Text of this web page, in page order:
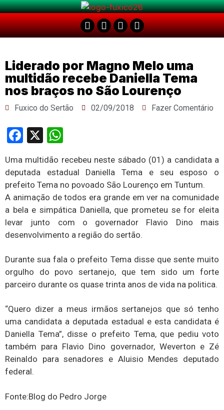
Liderado por Magno Melo uma
multidão recebe Daniella Tema
nos braços no São Lourenço
Fuxico do Sertão 02/09/2018 Fazer Comentário
Facebook
X
Uma multidão recebeu neste sábado (01) a candidata a
deputada estadual Daniella Tema e seu esposo o
prefeito Tema no povoado São Lourenço em Tuntum.
A animação de todos era grande em ver na comunidade
a bela e simpática Daniella, que prometeu se for eleita
levar junto com o governador Flavio Dino mais
desenvolvimento a região do sertão.
Durante sua fala o prefeito Tema disse que sente muito
orgulho do povo sertanejo, que tem sido um forte
parceiro durante os quase trinta anos de vida na politica.
“Quero dizer a meus irmãos sertanejos que só tenho
uma candidata a deputada estadual e esta candidata é
Daniella Tema”, disse o prefeito Tema, que pediu voto
também para Flavio Dino governador, Weverton e Zé
Reinaldo para senadores e Aluisio Mendes deputado
federal.
Fonte:Blog do Pedro Jorge